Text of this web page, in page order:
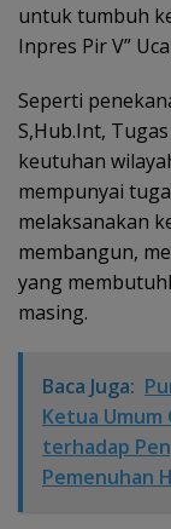
untuk tumbuh
Inpres Pir V”
Seperti
S,Hub.Int,
keutuhan
mempunyai
melaksanakan
membangun,
yang
masing.
Baca Juga:
Ketua Umum
terhadap
Pemenuhan